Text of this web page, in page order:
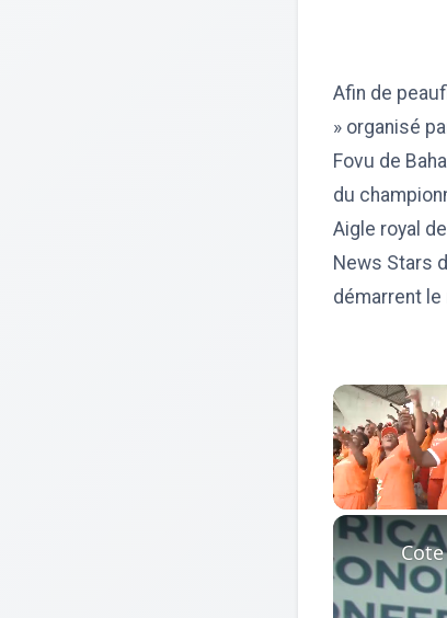
Afin de
» organisé
Fovu de
du
Aigle royal
News Stars
démarrent
Unmute